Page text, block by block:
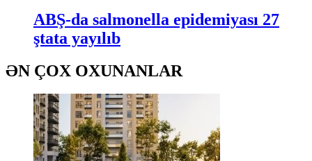
ABŞ-da salmonella epidemiyası 27
ştata yayılıb
ƏN ÇOX OXUNANLAR